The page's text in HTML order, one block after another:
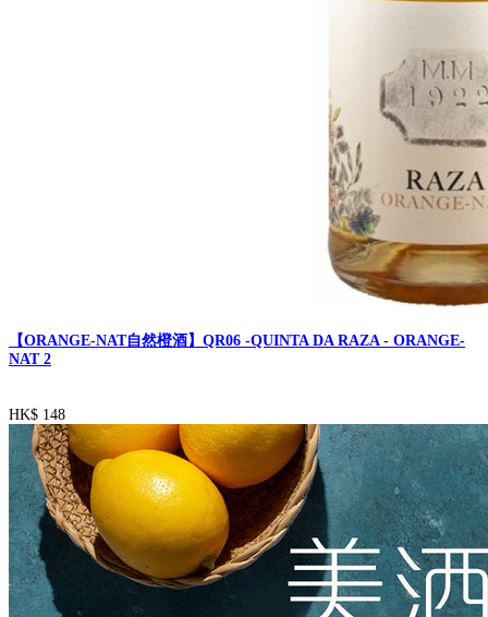
【ORANGE-NAT自然橙酒】QR06 -QUINTA DA RAZA - ORANGE-
NAT 2
HK$ 148